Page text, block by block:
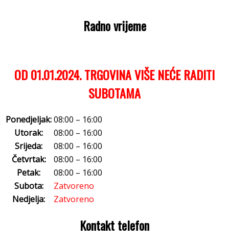
Radno vrijeme
OD 01.01.2024. TRGOVINA VIŠE NEĆE RADITI
SUBOTAMA
Ponedjeljak:08:00 – 16:00
Utorak:
08:00 – 16:00
Srijeda:
08:00 – 16:00
Četvrtak:
08:00 – 16:00
Petak:
08:00 – 16:00
Subota:
Zatvoreno
Nedjelja:
Zatvoreno
Kontakt telefon